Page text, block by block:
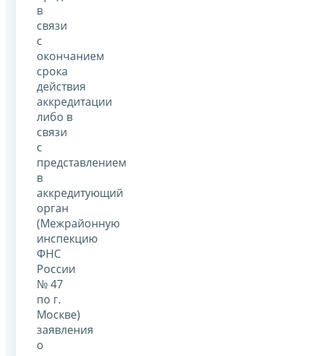
в
связи
с
окончанием
срока
действия
аккредитации
либо в
связи
с
представлением
в
аккредитующий
орган
(Межрайонную
инспекцию
ФНС
России
№ 47
по г.
Москве)
заявления
о